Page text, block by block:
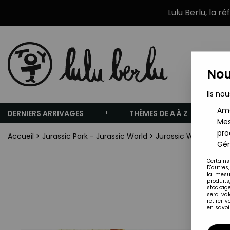
Lulu Berlu, la
DERNIERS ARRIVAGES THÈMES DE A À Z
Accueil > Jurassic Park - Jurassic World > Jurassic World -
Ils
la
sera
retirer
en